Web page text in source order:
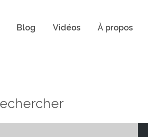
Blog Vidéos À propos